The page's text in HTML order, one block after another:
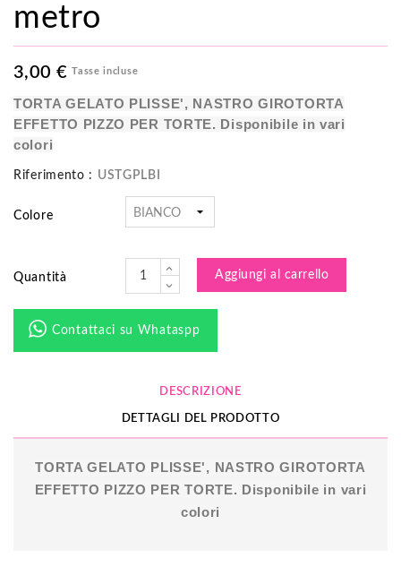
metro
3,00 € Tasse incluse
TORTA GELATO PLISSE', NASTRO GIROTORTA
EFFETTO PIZZO PER TORTE. Disponibile in vari
colori
Riferimento : USTGPLBI
Colore
Quantità Aggiungi al carrello
Contattaci su Whataspp
DESCRIZIONE
DETTAGLI DEL PRODOTTO
TORTA GELATO PLISSE', NASTRO GIROTORTA
EFFETTO PIZZO PER TORTE. Disponibile in vari
colori